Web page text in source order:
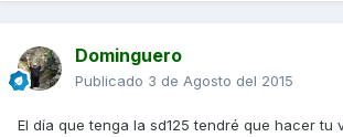
Dominguero
Publicado 3 de Agosto del 2015
El día que tenga la sd125 tendré que hacer tu